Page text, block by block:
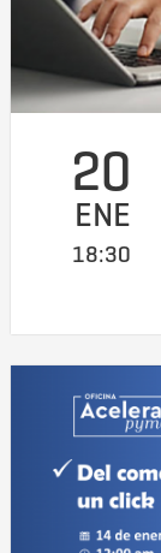
20
ENE
18:30